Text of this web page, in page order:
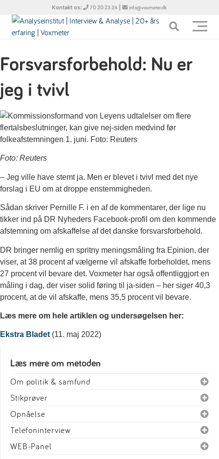
Kontakt os: 70 20 23 24 | info@voxmeter.dk
Forsvarsforbehold: Nu er
jeg i tvivl
Foto: Reuters
– Jeg ville have stemt ja. Men er blevet i tvivl med det nye
forslag i EU om at droppe enstemmigheden.
Sådan skriver Pernille F. i en af de kommentarer, der lige nu
tikker ind på DR Nyheders Facebook-profil om den kommende
afstemning om afskaffelse af det danske forsvarsforbehold.
DR bringer nemlig en spritny meningsmåling fra Epinion, der
viser, at 38 procent af vælgerne vil afskaffe forbeholdet, mens
27 procent vil bevare det. Voxmeter har også offentliggjort en
måling i dag, der viser solid føring til ja-siden – her siger 40,3
procent, at de vil afskaffe, mens 35,5 procent vil bevare.
Læs mere om hele artiklen og undersøgelsen her:
Ekstra Bladet (11. maj 2022)
Læs mere om metoden
Om politik & samfund
Stikprøver
Opnåelse
Telefoninterview
WEB-Panel